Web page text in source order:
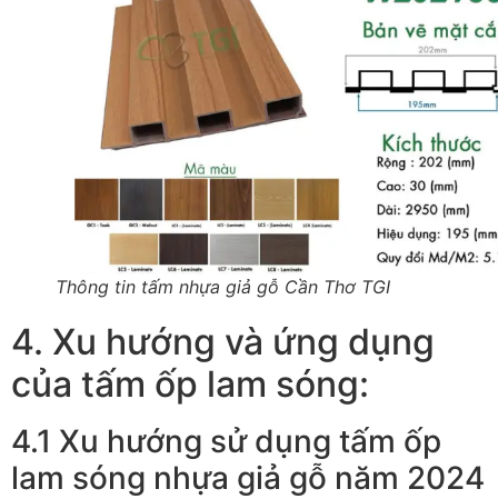
Thông tin tấm nhựa giả gỗ Cần Thơ TGI
4. Xu hướng và ứng dụng
của tấm ốp lam sóng:
4.1 Xu hướng sử dụng tấm ốp
lam sóng nhựa giả gỗ năm 2024